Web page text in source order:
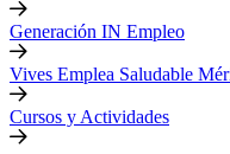
Generación IN Empleo
Vives Emplea Saludable
Cursos y Actividades